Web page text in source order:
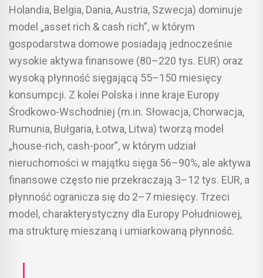
Holandia, Belgia, Dania, Austria, Szwecja) dominuje
model „asset rich & cash rich”, w którym
gospodarstwa domowe posiadają jednocześnie
wysokie aktywa finansowe (80–220 tys. EUR) oraz
wysoką płynność sięgającą 55–150 miesięcy
konsumpcji. Z kolei Polska i inne kraje Europy
Środkowo-Wschodniej (m.in. Słowacja, Chorwacja,
Rumunia, Bułgaria, Łotwa, Litwa) tworzą model
„house-rich, cash-poor”, w którym udział
nieruchomości w majątku sięga 56–90%, ale aktywa
finansowe często nie przekraczają 3–12 tys. EUR, a
płynność ogranicza się do 2–7 miesięcy. Trzeci
model, charakterystyczny dla Europy Południowej,
ma strukturę mieszaną i umiarkowaną płynność.